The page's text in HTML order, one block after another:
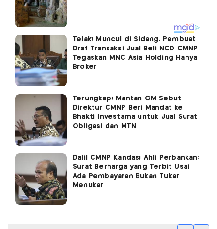
Telak! Muncul di Sidang, Pembuat
Draf Transaksi Jual Beli NCD CMNP
Tegaskan MNC Asia Holding Hanya
Broker
Terungkap! Mantan GM Sebut
Direktur CMNP Beri Mandat ke
Bhakti Investama untuk Jual Surat
Obligasi dan MTN
Dalil CMNP Kandas! Ahli Perbankan:
Surat Berharga yang Terbit Usai
Ada Pembayaran Bukan Tukar
Menukar